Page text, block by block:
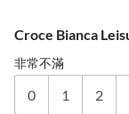
Croce Bianca
非常不滿
0 1 2